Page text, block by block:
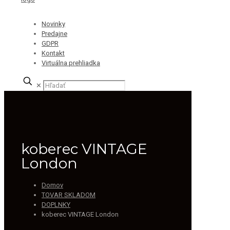
Novinky
Predajne
GDPR
Kontakt
Virtuálna prehliadka
✕
koberec VINTAGE
London
Domov
TOVAR SKLADOM
DOPLNKY
koberec VINTAGE London